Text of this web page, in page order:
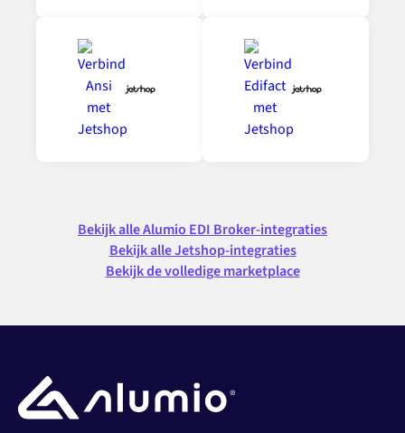
Bekijk alle Alumio EDI Broker-integraties
Bekijk alle Jetshop-integraties
Bekijk de volledige marketplace